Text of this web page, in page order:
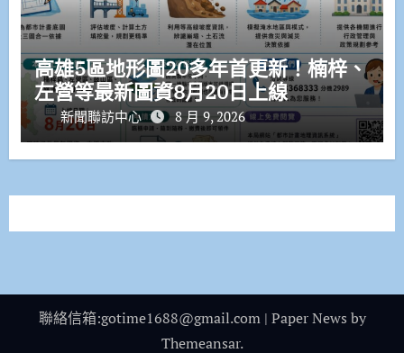
高雄5區地形圖20多年首更新！楠梓、
左營等最新圖資8月20日上線
新聞聯訪中心 8 月 9, 2026
聯絡信箱:gotime1688@gmail.com | Paper News by
Themeansar.